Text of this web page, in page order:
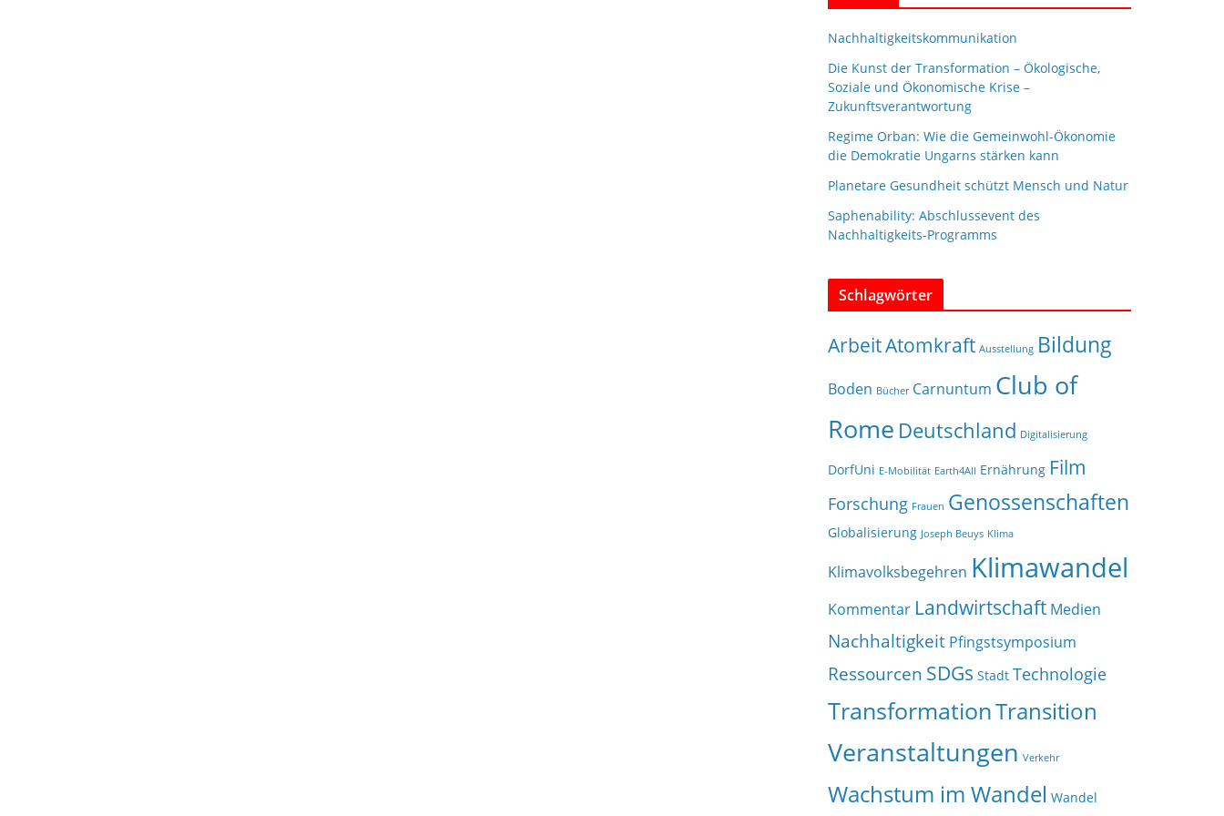
Nachhaltigkeitskommunikation
Die Kunst der Transformation – Ökologische,
Soziale und Ökonomische Krise –
Zukunftsverantwortung
Regime Orban: Wie die Gemeinwohl-Ökonomie
die Demokratie Ungarns stärken kann
Planetare Gesundheit schützt Mensch und Natur
Saphenability: Abschlussevent des
Nachhaltigkeits-Programms
Schlagwörter
ArbeitAtomkraft Ausstellung Bildung
Boden Bücher Carnuntum Club of
Rome Deutschland Digitalisierung
DorfUni E-Mobilität Earth4All Ernährung Film
Forschung Frauen Genossenschaften
Globalisierung Joseph Beuys Klima
Klimavolksbegehren Klimawandel
Kommentar Landwirtschaft Medien
Nachhaltigkeit Pfingstsymposium
Ressourcen SDGs Stadt Technologie
TransformationTransition
Veranstaltungen Verkehr
Wachstum im Wandel Wandel